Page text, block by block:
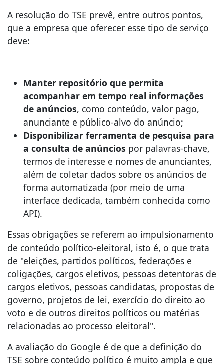
A resolução do TSE prevê, entre outros pontos,
que a empresa que oferecer esse tipo de serviço
deve:
Manter repositório que permita
acompanhar em tempo real informações
de anúncios, como conteúdo, valor pago,
anunciante e público-alvo do anúncio;
Disponibilizar ferramenta de pesquisa para
a consulta de anúncios por palavras-chave,
termos de interesse e nomes de anunciantes,
além de coletar dados sobre os anúncios de
forma automatizada (por meio de uma
interface dedicada, também conhecida como
API).
Essas obrigações se referem ao impulsionamento
de conteúdo político-eleitoral, isto é, o que trata
de "eleições, partidos políticos, federações e
coligações, cargos eletivos, pessoas detentoras de
cargos eletivos, pessoas candidatas, propostas de
governo, projetos de lei, exercício do direito ao
voto e de outros direitos políticos ou matérias
relacionadas ao processo eleitoral".
A avaliação do Google é de que a definição do
TSE sobre conteúdo político é muito ampla e que